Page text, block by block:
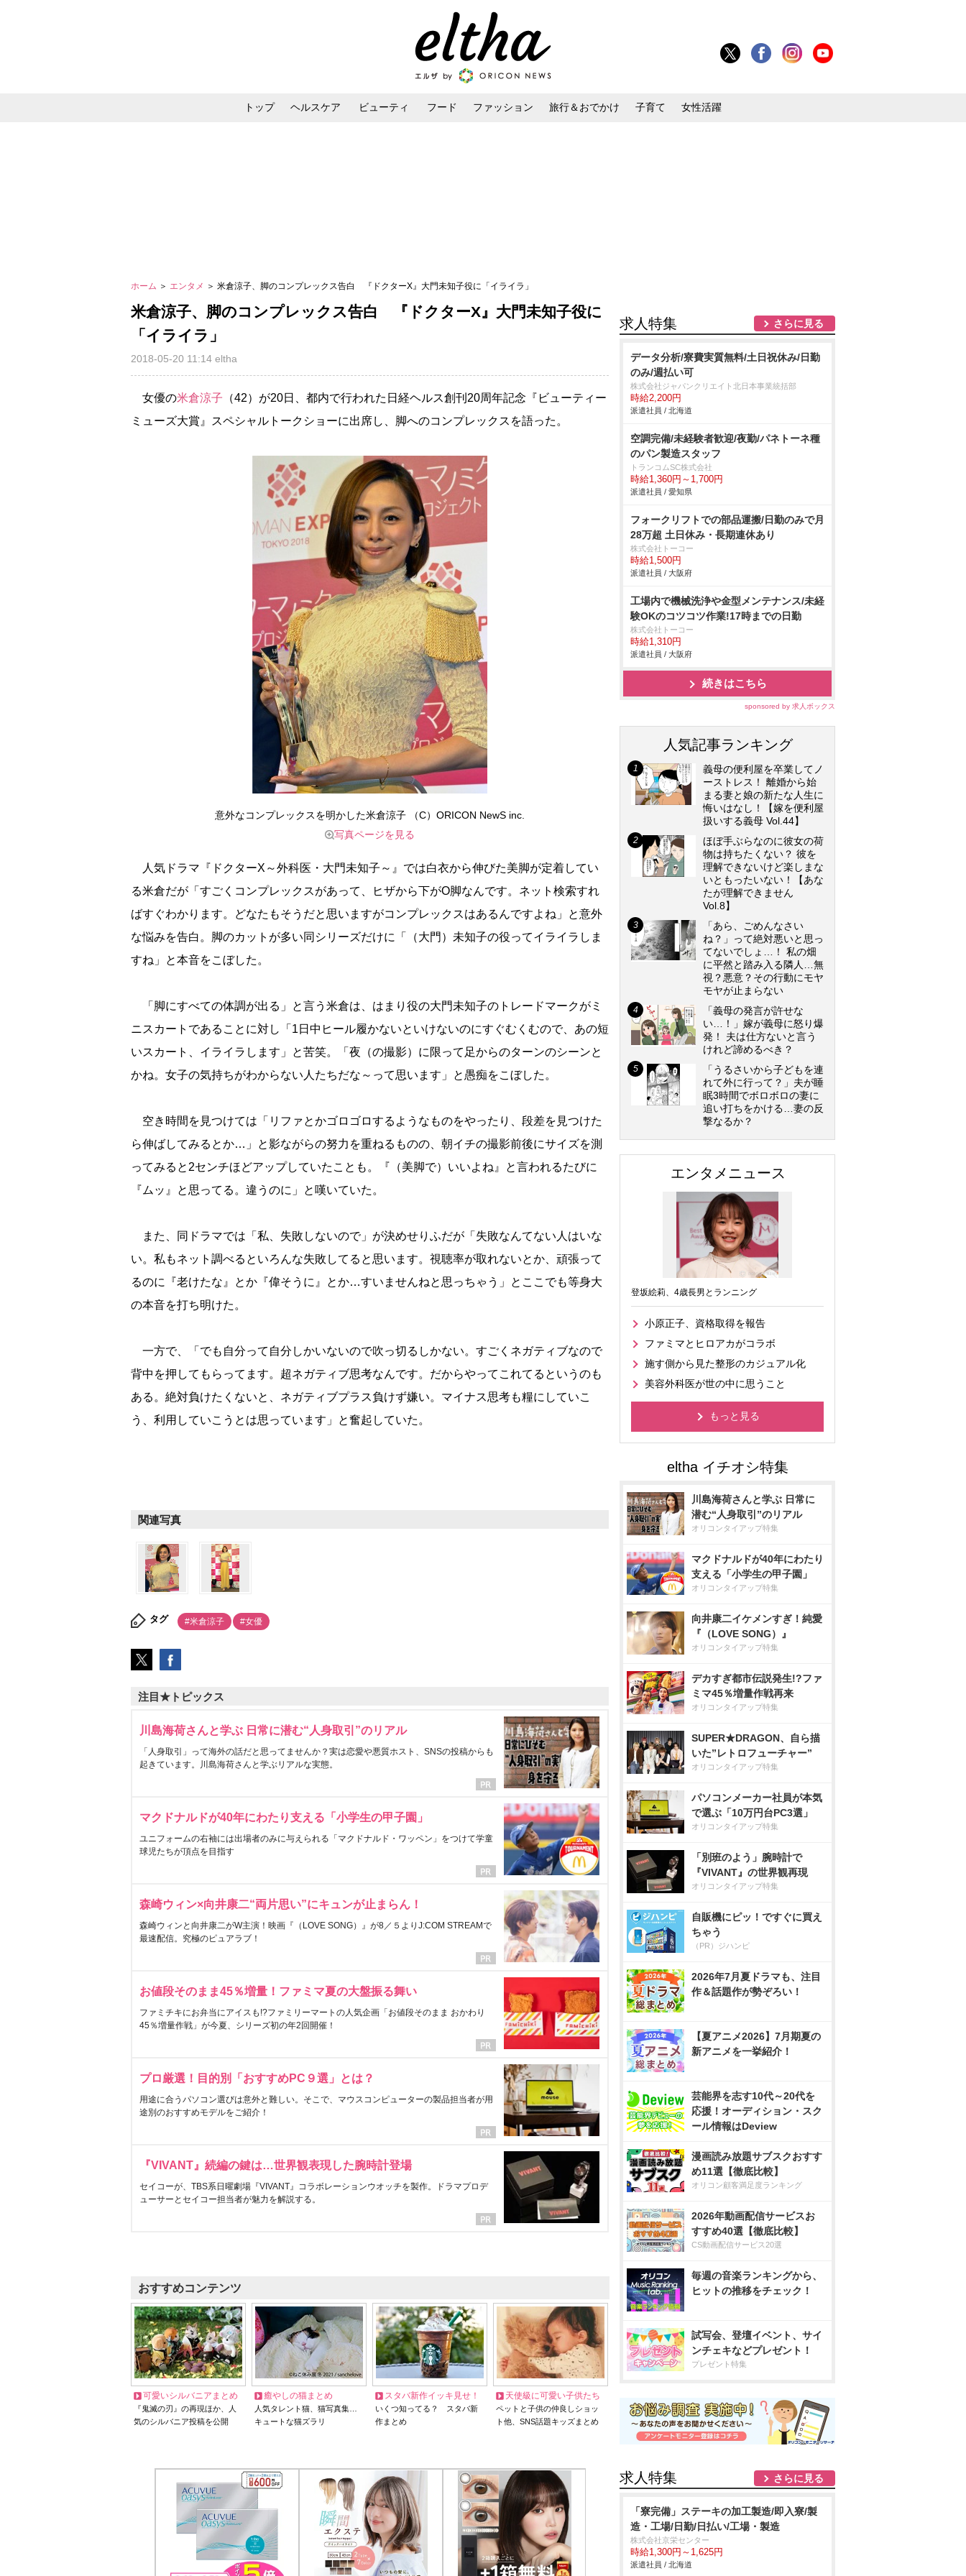
トップ ヘルスケア ビューティ フード ファッション 旅行＆おでかけ 子育て 女性活躍
ホーム ＞ エンタメ ＞ 米倉涼子、脚のコンプレックス告白 『ドクターX』大門未知子役に「イライラ」
米倉涼子、脚のコンプレックス告白 『ドクターX』大門未知子役に
「イライラ」
2018-05-20 11:14 eltha
女優の米倉涼子 （42）が20日、都内で行われた日経ヘルス創刊20周年記念『ビューティー
ミューズ大賞』スペシャルトークショーに出席し、脚へのコンプレックスを語った。
意外なコンプレックスを明かした米倉涼子 （C）ORICON NewS inc.
写真ページを見る
人気ドラマ『ドクターX～外科医・大門未知子～』では白衣から伸びた美脚が定着してい
る米倉だが「すごくコンプレックスがあって、ヒザから下がO脚なんです。ネット検索すれ
ばすぐわかります。どなたもそうだと思いますがコンプレックスはあるんですよね」と意外
な悩みを告白。脚のカットが多い同シリーズだけに「（大門）未知子の役ってイライラしま
すね」と本音をこぼした。
「脚にすべての体調が出る」と言う米倉は、はまり役の大門未知子のトレードマークがミ
ニスカートであることに対し「1日中ヒール履かないといけないのにすぐむくむので、あの短
いスカート、イライラします」と苦笑。「夜（の撮影）に限って足からのターンのシーンと
かね。女子の気持ちがわからない人たちだな～って思います」と愚痴をこぼした。
空き時間を見つけては「リファとかゴロゴロするようなものをやったり、段差を見つけた
ら伸ばしてみるとか…」と影ながらの努力を重ねるものの、朝イチの撮影前後にサイズを測
ってみると2センチほどアップしていたことも。『（美脚で）いいよね』と言われるたびに
『ムッ』と思ってる。違うのに」と嘆いていた。
また、同ドラマでは「私、失敗しないので」が決めせりふだが「失敗なんてない人はいな
い。私もネット調べるといろんな失敗してると思います。視聴率が取れないとか、頑張って
るのに『老けたな』とか『偉そうに』とか…すいませんねと思っちゃう」とここでも等身大
の本音を打ち明けた。
一方で、「でも自分って自分しかいないので吹っ切るしかない。すごくネガティブなので
背中を押してもらってます。超ネガティブ思考なんです。だからやってこれてるというのも
ある。絶対負けたくないと、ネガティブプラス負けず嫌い。マイナス思考も糧にしていこ
う、利用していこうとは思っています」と奮起していた。
関連写真
タグ #米倉涼子 #女優
注目★トピックス
川島海荷さんと学ぶ 日常に潜む“人身取引”のリアル
「人身取引」って海外の話だと思ってませんか？実は恋愛や悪質ホスト、SNSの投稿からも
起きています。川島海荷さんと学ぶリアルな実態。
マクドナルドが40年にわたり支える「小学生の甲子園」
ユニフォームの右袖には出場者のみに与えられる「マクドナルド・ワッペン」をつけて学童
球児たちが頂点を目指す
森崎ウィン×向井康二“両片思い”にキュンが止まらん！
森崎ウィンと向井康二がW主演！映画『（LOVE SONG）』が8／５よりJ:COM STREAMで
最速配信。究極のピュアラブ！
お値段そのまま45％増量！ファミマ夏の大盤振る舞い
ファミチキにお弁当にアイスも!?ファミリーマートの人気企画「お値段そのまま おかわり
45％増量作戦」が今夏、シリーズ初の年2回開催！
プロ厳選！目的別「おすすめPC９選」とは？
用途に合うパソコン選びは意外と難しい。そこで、マウスコンピューターの製品担当者が用
途別のおすすめモデルをご紹介！
『VIVANT』続編の鍵は…世界観表現した腕時計登場
セイコーが、TBS系日曜劇場『VIVANT』コラボレーションウオッチを製作。ドラマプロデ
ューサーとセイコー担当者が魅力を解説する。
おすすめコンテンツ
可愛いシルバニアまとめ
『鬼滅の刃』の再現ほか、人
気のシルバニア投稿を公開
癒やしの猫まとめ
人気タレント猫、猫写真集…
キュートな猫ズラリ
スタバ新作イッキ見せ！
いくつ知ってる？ スタバ新
作まとめ
天使級に可愛い子供たち
ペットと子供の仲良しショッ
ト他、SNS話題キッズまとめ
求人特集 さらに見る
データ分析/寮費実質無料/土日祝休み/日勤
のみ/週払い可
株式会社ジャパンクリエイト北日本事業統括部
時給2,200円
派遣社員 / 北海道
空調完備/未経験者歓迎/夜勤/パネトーネ種
のパン製造スタッフ
トランコムSC株式会社
時給1,360円～1,700円
派遣社員 / 愛知県
フォークリフトでの部品運搬/日勤のみで月
28万超 土日休み・長期連休あり
株式会社トーコー
時給1,500円
派遣社員 / 大阪府
工場内で機械洗浄や金型メンテナンス/未経
験OKのコツコツ作業!17時までの日勤
株式会社トーコー
時給1,310円
派遣社員 / 大阪府
続きはこちら
sponsored by 求人ボックス
人気記事ランキング
義母の便利屋を卒業してノ
ーストレス！ 離婚から始
まる妻と娘の新たな人生に
悔いはなし！【嫁を便利屋
扱いする義母 Vol.44】
ほぼ手ぶらなのに彼女の荷
物は持ちたくない？ 彼を
理解できないけど楽しまな
いともったいない！【あな
たが理解できません
Vol.8】
「あら、ごめんなさい
ね？」って絶対悪いと思っ
てないでしょ…！ 私の畑
に平然と踏み入る隣人…無
視？悪意？その行動にモヤ
モヤが止まらない
「義母の発言が許せな
い…！」嫁が義母に怒り爆
発！ 夫は仕方ないと言う
けれど諦めるべき？
「うるさいから子どもを連
れて外に行って？」夫が睡
眠3時間でボロボロの妻に
追い打ちをかける…妻の反
撃なるか？
エンタメニュース
登坂絵莉、4歳長男とランニング
小原正子、資格取得を報告
ファミマとヒロアカがコラボ
施す側から見た整形のカジュアル化
美容外科医が世の中に思うこと
もっと見る
川島海荷さんと学ぶ 日常に
潜む“人身取引”のリアル
オリコンタイアップ特集
マクドナルドが40年にわたり
支える「小学生の甲子園」
オリコンタイアップ特集
向井康二イケメンすぎ！純愛
『（LOVE SONG）』
オリコンタイアップ特集
デカすぎ都市伝説発生!?ファ
ミマ45％増量作戦再来
オリコンタイアップ特集
SUPER★DRAGON、自ら描
いた”レトロフューチャー”
オリコンタイアップ特集
パソコンメーカー社員が本気
で選ぶ「10万円台PC3選」
オリコンタイアップ特集
「別班のよう」腕時計で
『VIVANT』の世界観再現
オリコンタイアップ特集
自販機にピッ！ですぐに買え
ちゃう
（PR）ジハンピ
2026年7月夏ドラマも、注目
作＆話題作が勢ぞろい！
【夏アニメ2026】7月期夏の
新アニメを一挙紹介！
芸能界を志す10代～20代を
応援！オーディション・スク
ール情報はDeview
漫画読み放題サブスクおすす
め11選【徹底比較】
オリコン顧客満足度ランキング
2026年動画配信サービスお
すすめ40選【徹底比較】
CS動画配信サービス20選
毎週の音楽ランキングから、
ヒットの推移をチェック！
試写会、登壇イベント、サイ
ンチェキなどプレゼント！
プレゼント特集
求人特集 さらに見る
「寮完備」ステーキの加工製造/即入寮/製
造・工場/日勤/日払い/工場・製造
株式会社京栄センター
時給1,300円～1,625円
派遣社員 / 北海道